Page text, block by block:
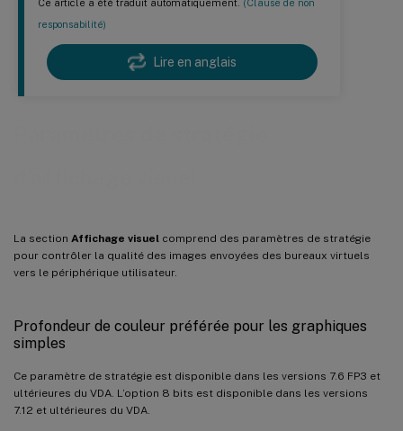
Ce article a été traduit automatiquement. (Clause de non
responsabilité)
Lire en anglais
La section Affichage visuel comprend des paramètres de stratégie
pour contrôler la qualité des images envoyées des bureaux virtuels
vers le périphérique utilisateur.
Profondeur de couleur préférée pour les graphiques
simples
Ce paramètre de stratégie est disponible dans les versions 7.6 FP3 et
ultérieures du VDA. L’option 8 bits est disponible dans les versions
7.12 et ultérieures du VDA.